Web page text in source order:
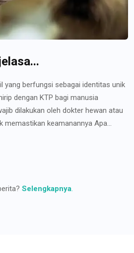
yang berfungsi sebagai identitas unik
dengan KTP bagi manusia
dilakukan oleh dokter hewan atau
keamanannya Apa...
Selengkapnya